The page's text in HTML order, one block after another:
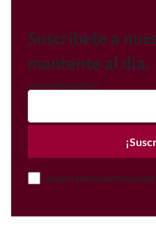
Suscríbete a
mantente al día.
Correo electrónico
Acepto el Aviso de Privacidad